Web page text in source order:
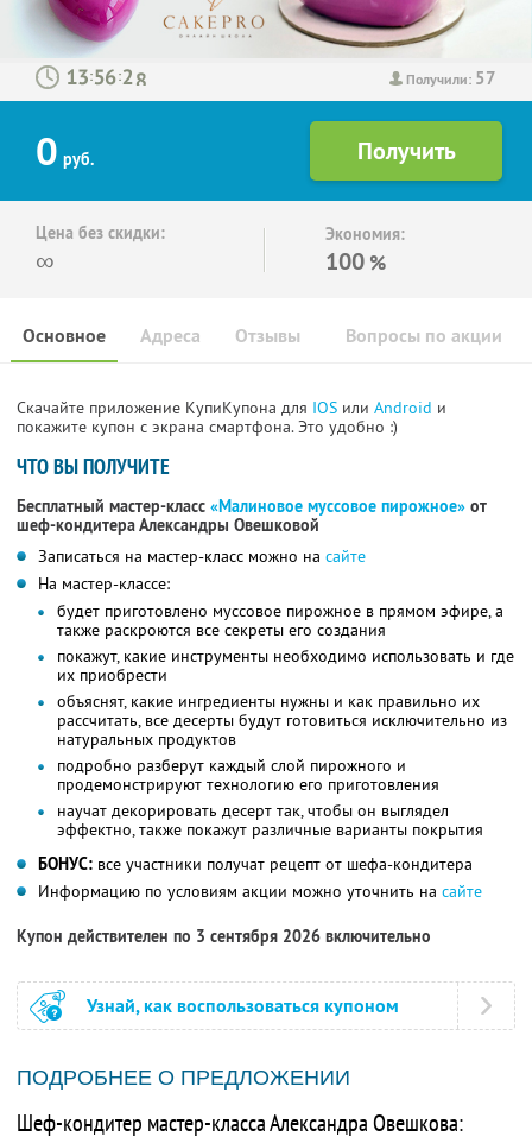
Получили: 57
: :
0 руб.
Цена без скидки:
∞
Экономия:
100 %
Основное Отзывы Вопросы по акции
Адреса
Скачайте приложение КупиКупона для IOS или Android и
покажите купон с экрана смартфона. Это удобно :)
ЧТО ВЫ ПОЛУЧИТЕ
Бесплатный мастер-класс «Малиновое муссовое пирожное» от
шеф-кондитера Александры Овешковой
Записаться на мастер-класс можно на сайте
На мастер-классе:
будет приготовлено муссовое пирожное в прямом эфире, а
также раскроются все секреты его создания
покажут, какие инструменты необходимо использовать и где
их приобрести
объяснят, какие ингредиенты нужны и как правильно их
рассчитать, все десерты будут готовиться исключительно из
натуральных продуктов
подробно разберут каждый слой пирожного и
продемонстрируют технологию его приготовления
научат декорировать десерт так, чтобы он выглядел
эффектно, также покажут различные варианты покрытия
БОНУС: все участники получат рецепт от шефа-кондитера
Информацию по условиям акции можно уточнить на сайте
Купон действителен по 3 сентября 2026 включительно
Узнай, как воспользоваться купоном
ПОДРОБНЕЕ О ПРЕДЛОЖЕНИИ
Шеф-кондитер мастер-класса Александра Овешкова: